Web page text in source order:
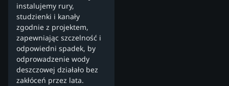
instalujemy rury,
studzienki i kanały
zgodnie z projektem,
zapewniając szczelność i
odpowiedni spadek, by
odprowadzenie wody
deszczowej działało bez
zakłóceń przez lata.